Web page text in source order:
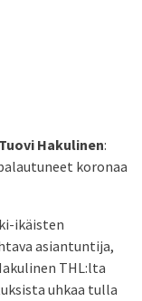
Tuovi Hakulinen:
koronaa
ikäisten
asiantuntija,
THL:lta
uhkaa tulla